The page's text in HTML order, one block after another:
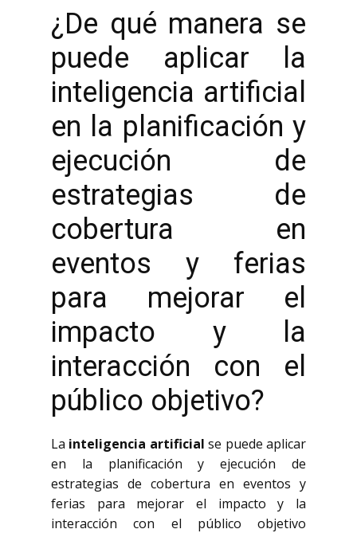
¿De qué manera se
puede aplicar la
inteligencia artificial
en la planificación y
ejecución de
estrategias de
cobertura en
eventos y ferias
para mejorar el
impacto y la
interacción con el
público objetivo?
La inteligencia artificial se puede aplicar
en la planificación y ejecución de
estrategias de cobertura en eventos y
ferias para mejorar el impacto y la
interacción con el público objetivo